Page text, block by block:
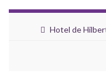
Hotel de